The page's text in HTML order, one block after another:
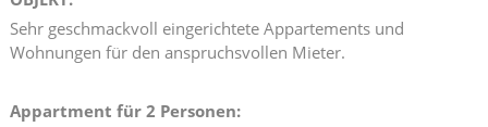
Sehr geschmackvoll eingerichtete Appartements und
Wohnungen für den anspruchsvollen Mieter.
Appartment für 2 Personen: